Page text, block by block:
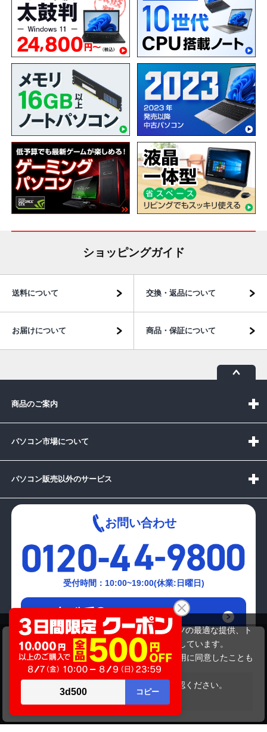
FUJITSU FMVA53JWP
商品価格 54,780円
在庫がありません
ショッピングガイド
送料について 交換・返品について
お届けについて 商品・保証について
商品のご案内
パソコン市場について
パソコン販売以外のサービス
お問い合わせ
受付時間：10:00~19:00(休業:日曜日)
メールでの
お問い合わせはこちら
当サイトでは利用体験の向上およびコンテンツの最適な提供、ト
ラフィックの分析を目的としてCookieを使用しています。
サイトの閲覧を継続された場合、Cookieの利用に同意したことも
のといたします。
をご確認ください。
承諾する